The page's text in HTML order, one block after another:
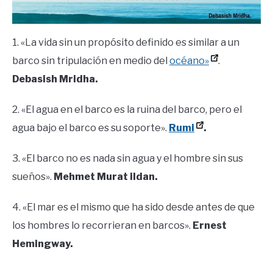
1. «La vida sin un propósito definido es similar a un
barco sin tripulación en medio del océano»
.
Debasish Mridha.
2. «El agua en el barco es la ruina del barco, pero el
agua bajo el barco es su soporte». Rumi .
3. «El barco no es nada sin agua y el hombre sin sus
sueños». Mehmet Murat ildan.
4. «El mar es el mismo que ha sido desde antes de que
los hombres lo recorrieran en barcos». Ernest
Hemingway.